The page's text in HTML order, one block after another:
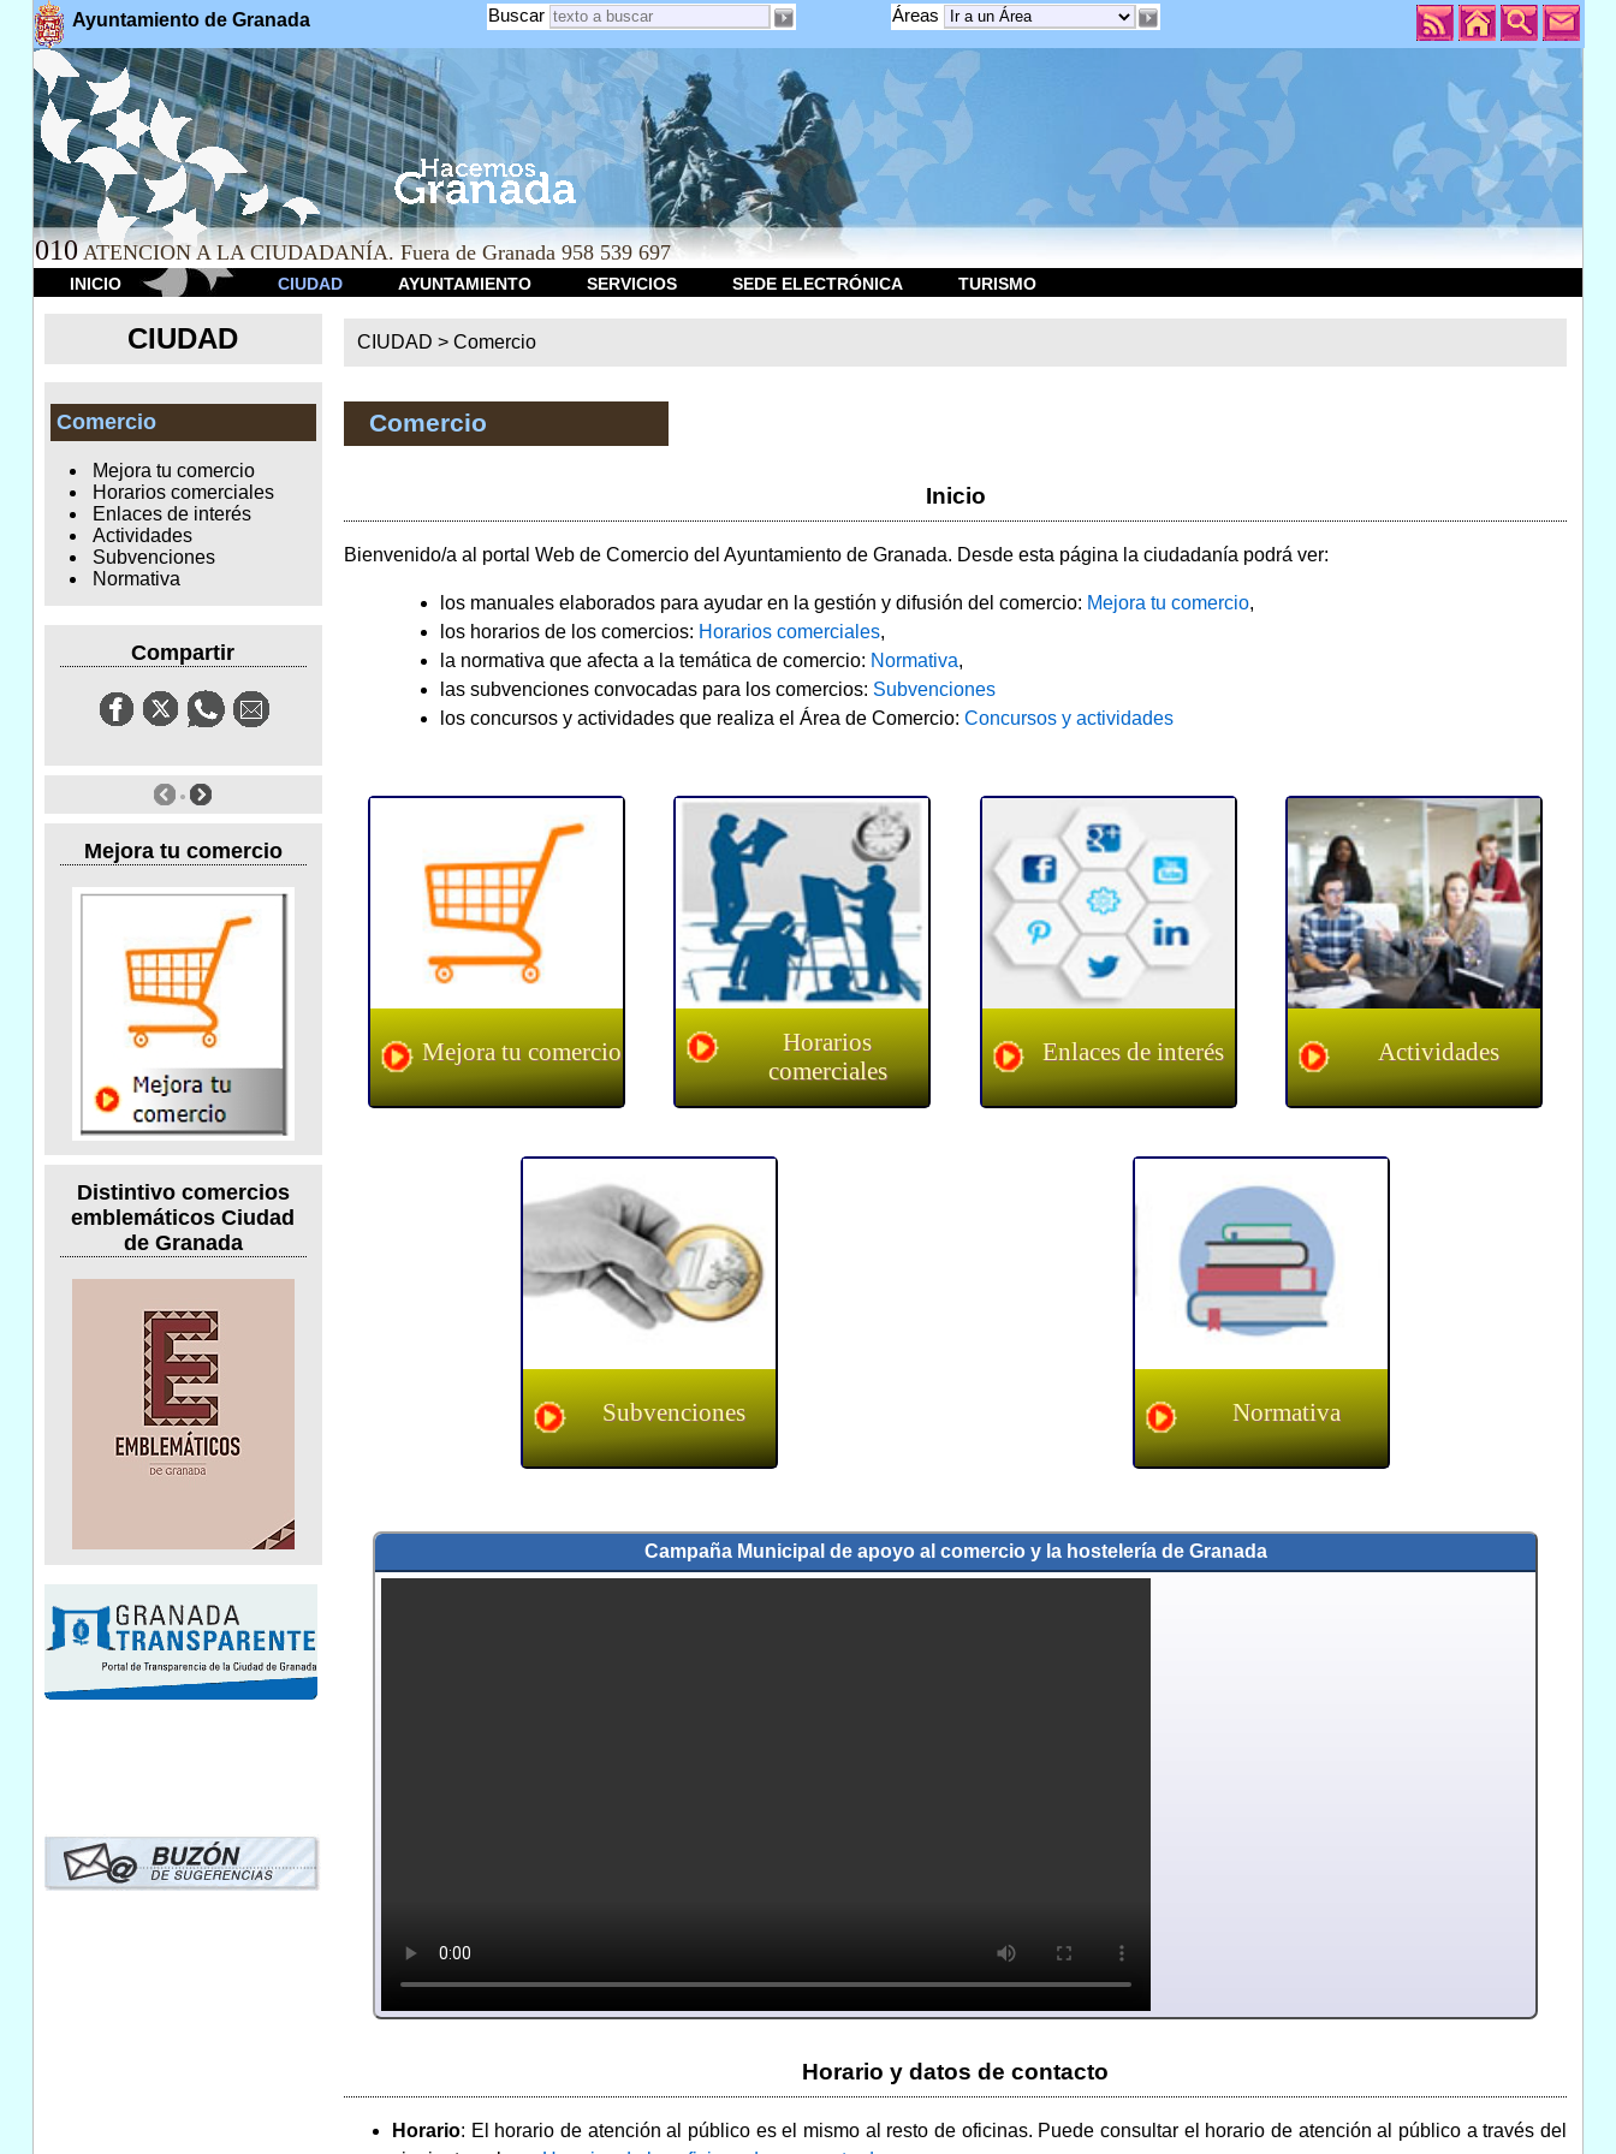
Ayuntamiento de Granada Áreas
Buscar
010 ATENCION A LA CIUDADANÍA. Fuera de Granada 958 539 697
INICIO CIUDAD AYUNTAMIENTO SERVICIOS SEDE ELECTRÓNICA TURISMO
CIUDAD
Comercio
Mejora tu comercio
Horarios comerciales
Enlaces de interés
Actividades
Subvenciones
Normativa
Compartir
Mejora tu comercio
Distintivo comercios
emblemáticos Ciudad
de Granada
CIUDAD >Comercio
Comercio
Inicio
Bienvenido/a al portal Web de Comercio del Ayuntamiento de Granada. Desde esta página la ciudadanía podrá ver:
los manuales elaborados para ayudar en la gestión y difusión del comercio: Mejora tu comercio,
los horarios de los comercios: Horarios comerciales,
la normativa que afecta a la temática de comercio: Normativa,
las subvenciones convocadas para los comercios: Subvenciones
los concursos y actividades que realiza el Área de Comercio: Concursos y actividades
Mejora tu comercio
Horarios
comerciales
Enlaces de interés Actividades
Subvenciones Normativa
Campaña Municipal de apoyo al comercio y la hostelería de Granada
Horario y datos de contacto
Horario: El horario de atención al público es el mismo al resto de oficinas. Puede consultar el horario de atención al público a través del